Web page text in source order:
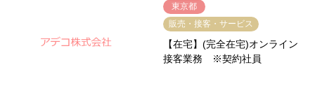
東京都
販売・接客・サービス
【在宅】(完全在宅)オンライン
接客業務 ※契約社員